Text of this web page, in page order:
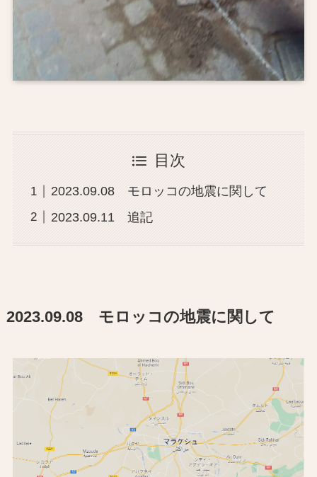
目次
2023.09.08 モロッコの地震に関して
2023.09.11 追記
2023.09.08 モロッコの地震に関して